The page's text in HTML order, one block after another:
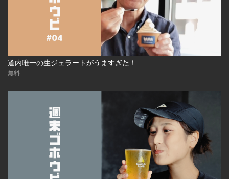
道内唯一の生ジェラートがうますぎた！
無料